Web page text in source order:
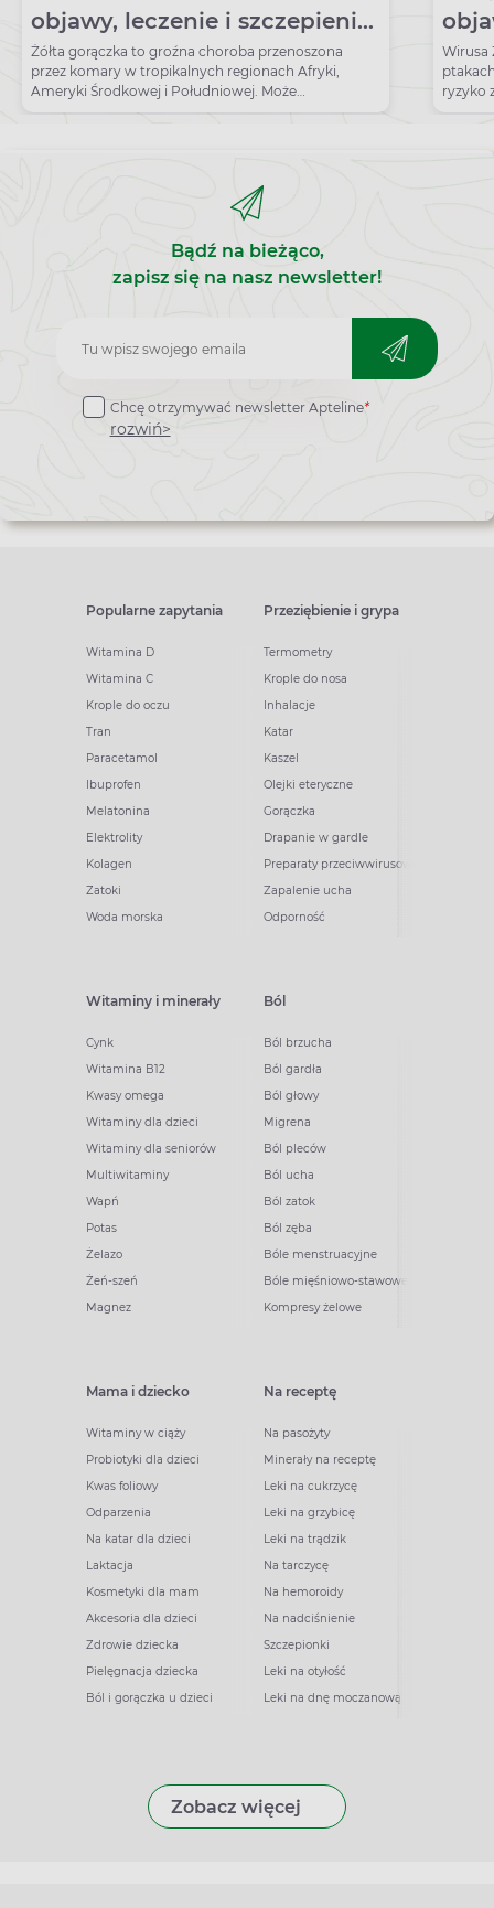
objawy, leczenie i szczepienie.
Jak skutecznie się
zabezpieczyć przed
wyjazdem?
Żółta gorączka to groźna choroba przenoszona
przez komary w tropikalnych regionach Afryki,
Ameryki Środkowej i Południowej. Może
spowodować śmierć.
Wirusa
ryzyko
Bądź na bieżąco,
zapisz się na nasz newsletter!
Zapisz
do
newslettera
Chcę otrzymywać newsletter Apteline*
rozwiń>
Popularne zapytania
Witamina D
Witamina C
Krople do oczu
Tran
Paracetamol
Ibuprofen
Melatonina
Elektrolity
Kolagen
Zatoki
Woda morska
Przeziębienie i grypa
Termometry
Krople do nosa
Inhalacje
Katar
Kaszel
Olejki eteryczne
Gorączka
Drapanie w gardle
Preparaty przeciwwirusowe
Zapalenie ucha
Odporność
Witaminy i minerały
Cynk
Witamina B12
Kwasy omega
Witaminy dla dzieci
Witaminy dla seniorów
Multiwitaminy
Wapń
Potas
Żelazo
Żeń-szeń
Magnez
Ból
Ból brzucha
Ból gardła
Ból głowy
Migrena
Ból pleców
Ból ucha
Ból zatok
Ból zęba
Bóle menstruacyjne
Bóle mięśniowo-stawowe
Kompresy żelowe
Mama i dziecko
Witaminy w ciąży
Probiotyki dla dzieci
Kwas foliowy
Odparzenia
Na katar dla dzieci
Laktacja
Kosmetyki dla mam
Akcesoria dla dzieci
Zdrowie dziecka
Pielęgnacja dziecka
Ból i gorączka u dzieci
Na receptę
Na pasożyty
Minerały na receptę
Leki na cukrzycę
Leki na grzybicę
Leki na trądzik
Na tarczycę
Na hemoroidy
Na nadciśnienie
Szczepionki
Leki na otyłość
Leki na dnę moczanową
Zobacz więcej